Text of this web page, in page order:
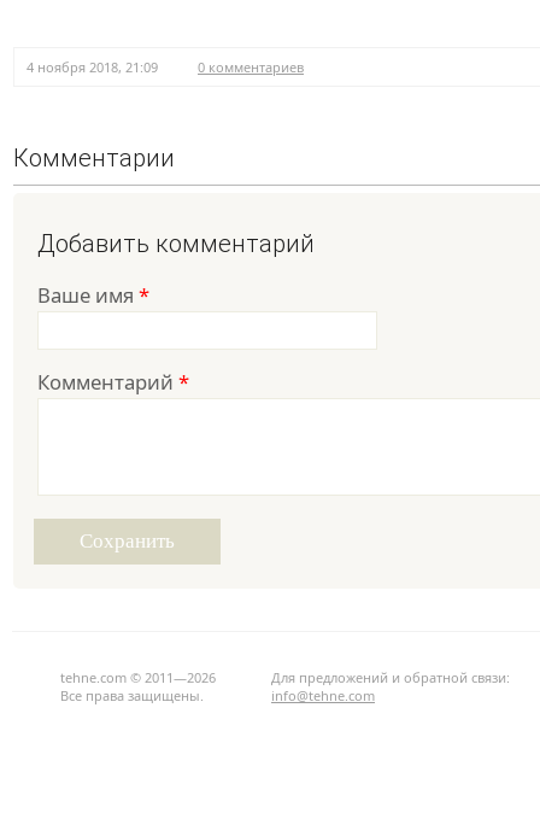
4 ноября 2018, 21:09 0 комментариев
Комментарии
Добавить комментарий
Ваше имя *
Комментарий *
tehne.com © 2011—2026
Все права защищены.
Для предложений и обратной связи:
info@tehne.com